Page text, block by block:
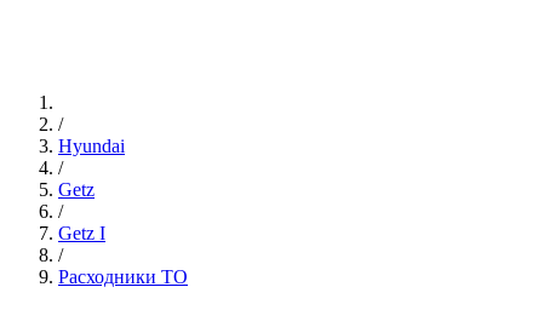
/
Hyundai
/
Getz
/
Getz I
/
Расходники ТО